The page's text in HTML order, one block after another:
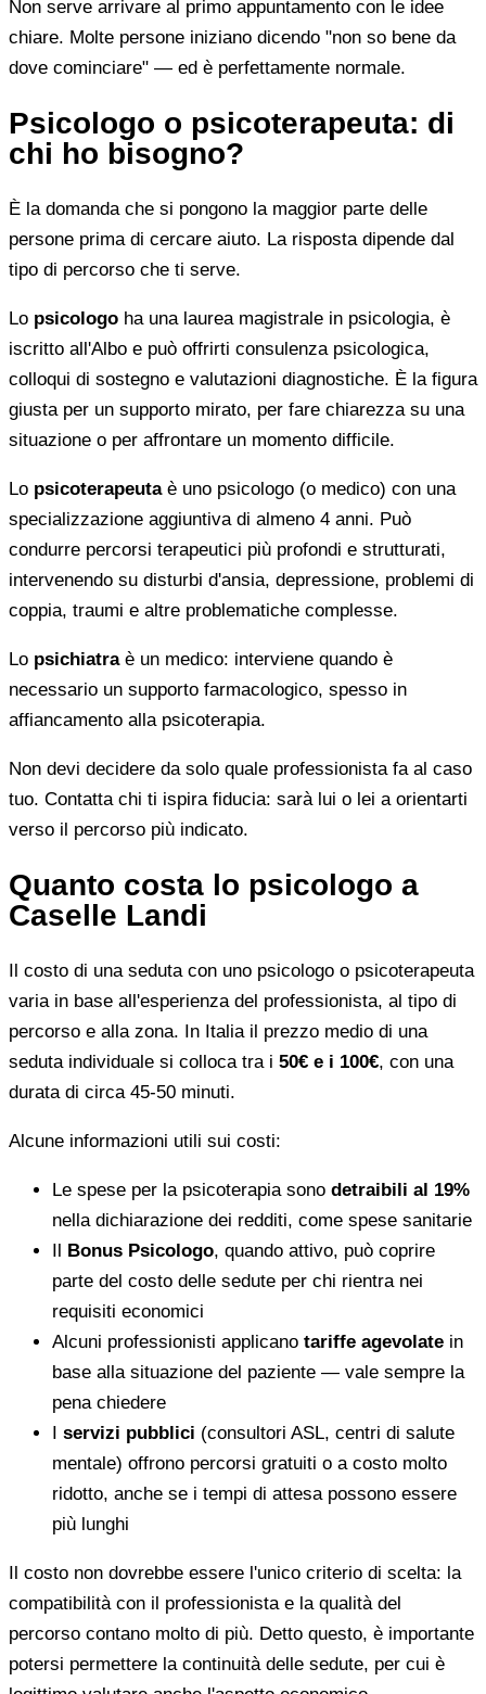
Non serve arrivare al primo appuntamento con le idee
chiare. Molte persone iniziano dicendo "non so bene da
dove cominciare" — ed è perfettamente normale.
Psicologo o psicoterapeuta: di
chi ho bisogno?
È la domanda che si pongono la maggior parte delle
persone prima di cercare aiuto. La risposta dipende dal
tipo di percorso che ti serve.
Lo psicologo ha una laurea magistrale in psicologia, è
iscritto all'Albo e può offrirti consulenza psicologica,
colloqui di sostegno e valutazioni diagnostiche. È la figura
giusta per un supporto mirato, per fare chiarezza su una
situazione o per affrontare un momento difficile.
Lo psicoterapeutaè uno psicologo (o medico) con una
specializzazione aggiuntiva di almeno 4 anni. Può
condurre percorsi terapeutici più profondi e strutturati,
intervenendo su disturbi d'ansia, depressione, problemi di
coppia, traumi e altre problematiche complesse.
Lo psichiatraè un medico: interviene quando è
necessario un supporto farmacologico, spesso in
affiancamento alla psicoterapia.
Non devi decidere da solo quale professionista fa al caso
tuo. Contatta chi ti ispira fiducia: sarà lui o lei a orientarti
verso il percorso più indicato.
Quanto costa lo psicologo a
Caselle Landi
Il costo di una seduta con uno psicologo o psicoterapeuta
varia in base all'esperienza del professionista, al tipo di
percorso e alla zona. In Italia il prezzo medio di una
seduta individuale si colloca tra i 50€ e i 100€, con una
durata di circa 45-50 minuti.
Alcune informazioni utili sui costi:
Le spese per la psicoterapia sono detraibili al 19%
nella dichiarazione dei redditi, come spese sanitarie
Il Bonus Psicologo, quando attivo, può coprire
parte del costo delle sedute per chi rientra nei
requisiti economici
Alcuni professionisti applicano tariffe agevolate in
base alla situazione del paziente — vale sempre la
pena chiedere
I servizi pubblici (consultori ASL, centri di salute
mentale) offrono percorsi gratuiti o a costo molto
ridotto, anche se i tempi di attesa possono essere
più lunghi
Il costo non dovrebbe essere l'unico criterio di scelta: la
compatibilità con il professionista e la qualità del
percorso contano molto di più. Detto questo, è importante
potersi permettere la continuità delle sedute, per cui è